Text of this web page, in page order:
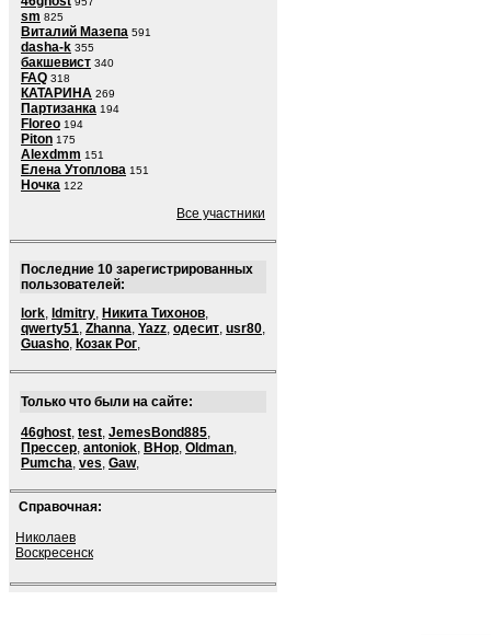
sm 825
Виталий Мазепа 591
dasha-k 355
бакшевист 340
FAQ 318
КАТАРИНА 269
Партизанка 194
Floreo 194
Piton 175
Alexdmm 151
Елена Утоплова 151
Ночка 122
Все участники
Последние 10 зарегистрированных
пользователей:
lork, ldmitry, Никита Тихонов,
qwerty51, Zhanna, Yazz, одесит, usr80,
Guasho, Козак Рог,
Только что были на сайте:
46ghost, test, JemesBond885,
Прессер, antoniok, BHop, Oldman,
Pumcha, ves, Gaw,
Справочная:
Николаев
Воскресенск